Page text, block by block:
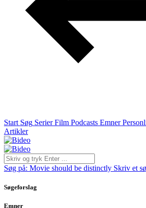
Start Søg Serier Film Podcasts Emner
Artikler
Søg på: Movie should be distinctly Skriv et
Søgeforslag
Emner